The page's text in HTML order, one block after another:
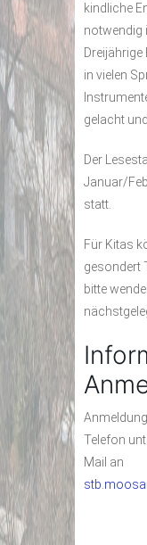
kindliche
notwendig
Dreijährige
in vielen
gelacht
Der
Januar/
statt.
Für Kitas
gesondert
bitte
Telefon
Mail an